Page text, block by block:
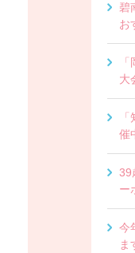
碧
お
大
催
39
ー
今
ま